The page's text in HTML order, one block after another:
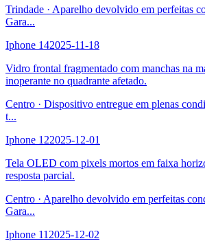
Trindade · Aparelho devolvido em perfeitas
Gara...
Iphone 142025-11-18
Vidro frontal fragmentado com manchas na
inoperante no quadrante afetado.
Centro · Dispositivo entregue em plenas
t...
Iphone 122025-12-01
Tela OLED com pixels mortos em faixa
resposta parcial.
Centro · Aparelho devolvido em perfeitas
Gara...
Iphone 11 2025-12-02